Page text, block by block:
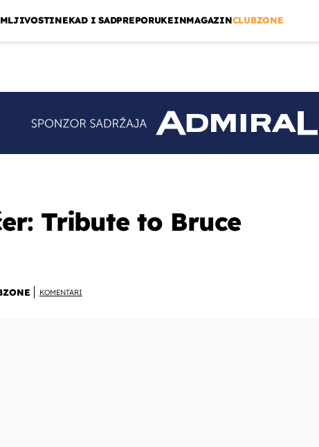
NEKAD I SADPREPORUKEINMAGAZINCLUBZONE
Tribute to Bruce
KOMENTARI